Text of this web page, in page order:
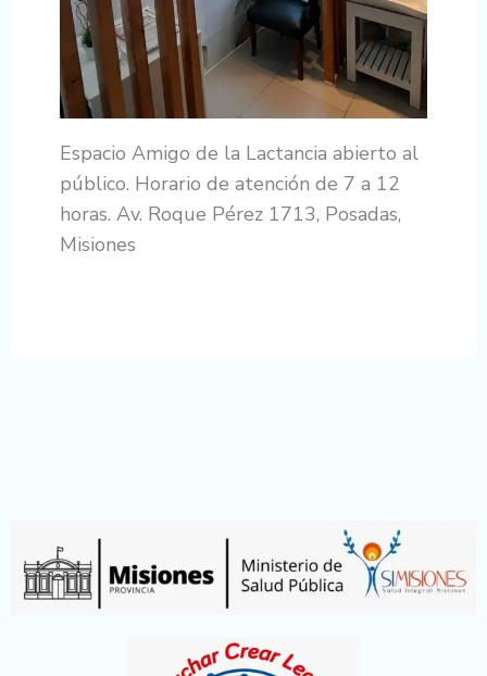
Espacio Amigo de la Lactancia abierto al
público. Horario de atención de 7 a 12
horas. Av. Roque Pérez 1713, Posadas,
Misiones